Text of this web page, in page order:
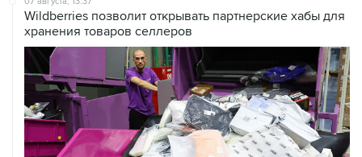
Wildberries позволит открывать партнерские хабы для
хранения товаров селлеров